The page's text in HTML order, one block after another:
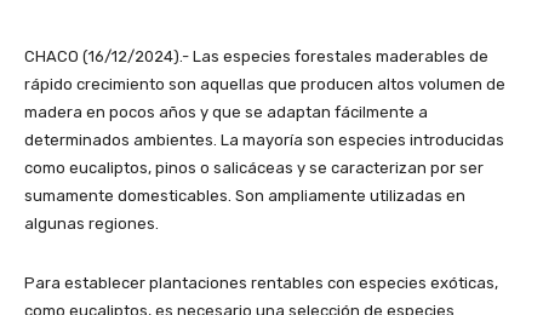
CHACO (16/12/2024).- Las especies forestales maderables de
rápido crecimiento son aquellas que producen altos volumen de
madera en pocos años y que se adaptan fácilmente a
determinados ambientes. La mayoría son especies introducidas
como eucaliptos, pinos o salicáceas y se caracterizan por ser
sumamente domesticables. Son ampliamente utilizadas en
algunas regiones.
Para establecer plantaciones rentables con especies exóticas,
como eucaliptos, es necesario una selección de especies